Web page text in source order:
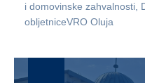
i domovinske zahvalnosti,
obljetniceVRO Oluja